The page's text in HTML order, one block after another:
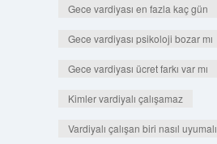
Gece vardiyası en fazla kaç gün
Gece vardiyası psikoloji bozar mı
Gece vardiyası ücret farkı var mı
Kimler vardiyalı çalışamaz
Vardiyalı çalışan biri nasıl uyumalı